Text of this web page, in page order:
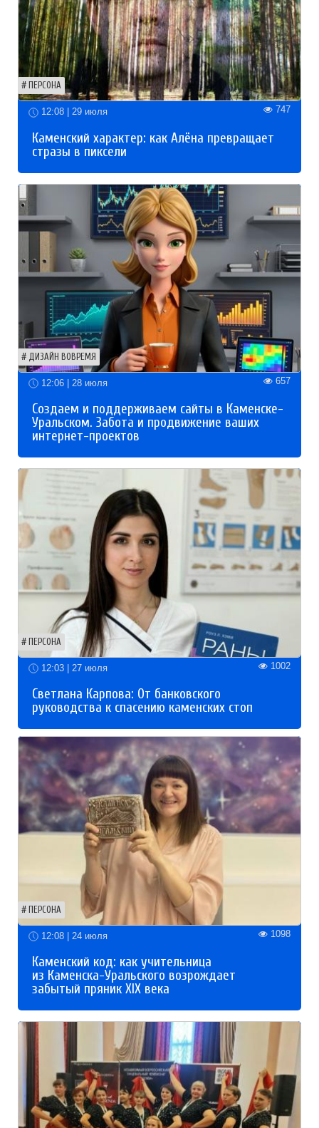
ПЕРСОНА
12:08 | 29 июля 747
Каменский характер: как Алёна превращает
стразы в пиксели
ДИЗАЙН ВОВРЕМЯ
12:06 | 28 июля 657
Создаем и поддерживаем сайты в Каменске-
Уральском. Забота и продвижение ваших
интернет-проектов
ПЕРСОНА
12:03 | 27 июля 1002
Светлана Карпова: От банковского
руководства к спасению каменских стоп
ПЕРСОНА
12:08 | 24 июля 1098
Каменский код: как учительница
из Каменска-Уральского возрождает
забытый пряник XIX века